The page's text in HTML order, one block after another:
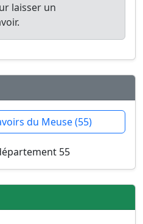
laisser un
du Meuse (55)